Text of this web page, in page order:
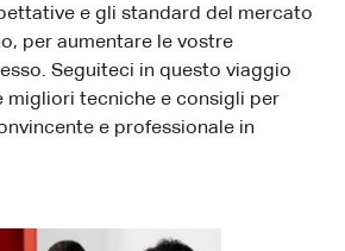
e gli standard del mercato
per aumentare le vostre
Seguiteci in questo viaggio
migliori tecniche e consigli per
e professionale in